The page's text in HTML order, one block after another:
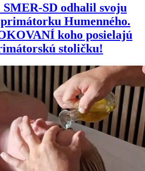
SMER-SD odhalil svoju
Humenného.
koho posielajú
stoličku!